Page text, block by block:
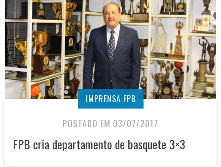
IMPRENSA FPB
POSTADO EM 03/07/2017
FPB cria departamento de basquete 3×3